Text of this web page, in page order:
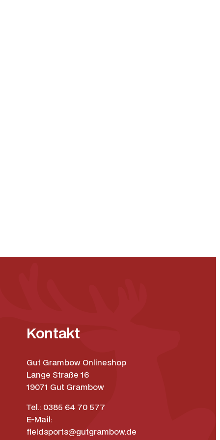
Kontakt
Gut Grambow Onlineshop
Lange Straße 16
19071 Gut Grambow
Tel.: 0385 64 70 577
E-Mail:
fieldsports@gutgrambow.de